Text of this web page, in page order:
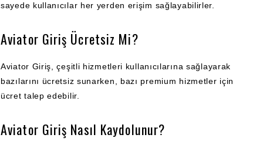
sayede kullanıcılar her yerden erişim sağlayabilirler.
Aviator Giriş Ücretsiz Mi?
Aviator Giriş, çeşitli hizmetleri kullanıcılarına sağlayarak
bazılarını ücretsiz sunarken, bazı premium hizmetler için
ücret talep edebilir.
Aviator Giriş Nasıl Kaydolunur?